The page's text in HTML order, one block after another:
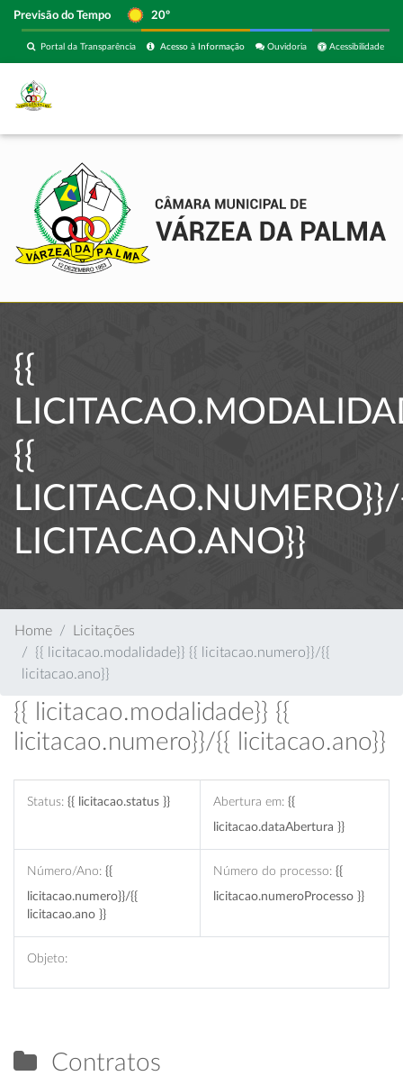
Previsão do Tempo 20º
Acessibilidade
Ouvidoria
Acesso à Informação
Portal da Transparência
{{
{{
LICITACAO.ANO}}
Home
Licitações
{{ licitacao.modalidade}} {{ licitacao.numero}}/{{
licitacao.ano}}
{{ licitacao.modalidade}} {{
licitacao.numero}}/{{ licitacao.ano}}
Status: {{ licitacao.status }} Abertura em: {{
licitacao.dataAbertura }}
Número/Ano: {{
licitacao.numero}}/{{
licitacao.ano }}
Número do processo: {{
licitacao.numeroProcesso }}
Objeto:
Contratos